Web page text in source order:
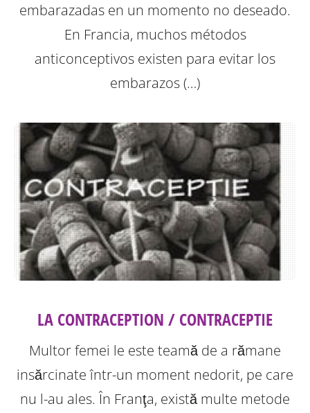
embarazadas en un momento no deseado.
En Francia, muchos métodos
anticonceptivos existen para evitar los
embarazos (…)
LA CONTRACEPTION / CONTRACEPTIE
Multor femei le este teamă de a rămane
insărcinate într-un moment nedorit, pe care
nu l-au ales. În Franţa, există multe metode